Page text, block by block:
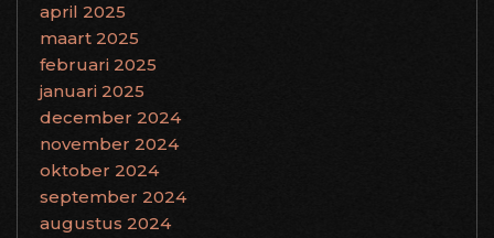
april 2025
maart 2025
februari 2025
januari 2025
december 2024
november 2024
oktober 2024
september 2024
augustus 2024